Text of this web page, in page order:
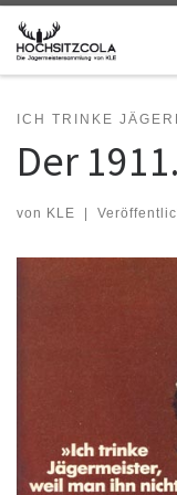
Zum Inhalt springen
ICH TRINKE
Der
von KLE